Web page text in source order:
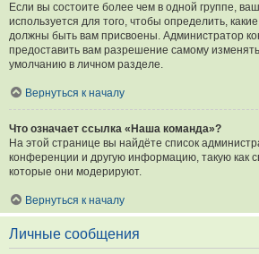
Если вы состоите более чем в одной группе,
используется для того, чтобы определить,
должны быть вам присвоены. Администратор
предоставить вам разрешение самому
умолчанию в личном разделе.
Вернуться к началу
Что означает ссылка «Наша команда»?
На этой странице вы найдёте список
конференции и другую информацию, такую как
которые они модерируют.
Вернуться к началу
Личные сообщения